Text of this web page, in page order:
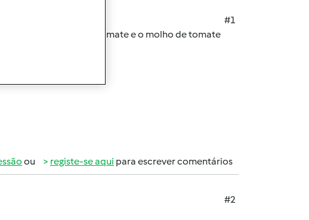
#1
proções a polpa de tomate e o molho de tomate
ou registe-se aqui para escrever comentários
#2